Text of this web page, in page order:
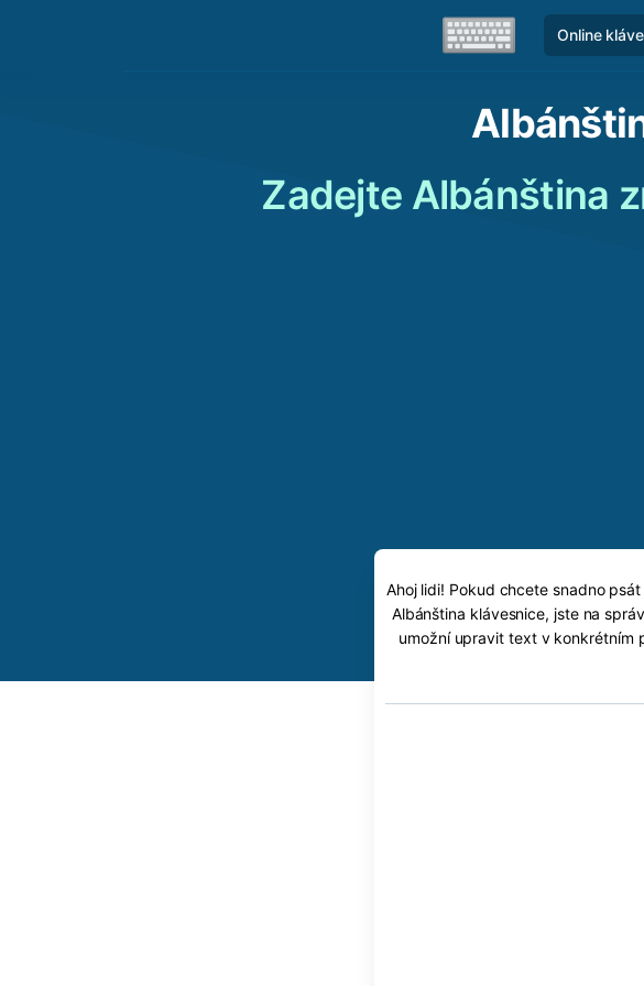
Online
Zadejte Albánština
Ahoj lidi! Pokud chcete snadno
Albánština klávesnice, jste na
umožní upravit text v konkrétním